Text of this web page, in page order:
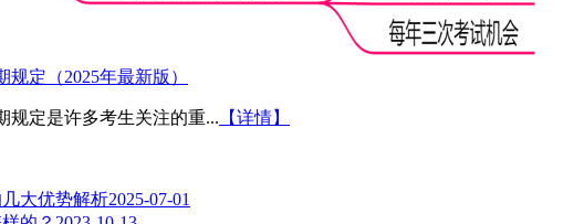
定（2025年最新版）
规定是许多考生关注的重... 【详情】
几大优势解析2025-07-01